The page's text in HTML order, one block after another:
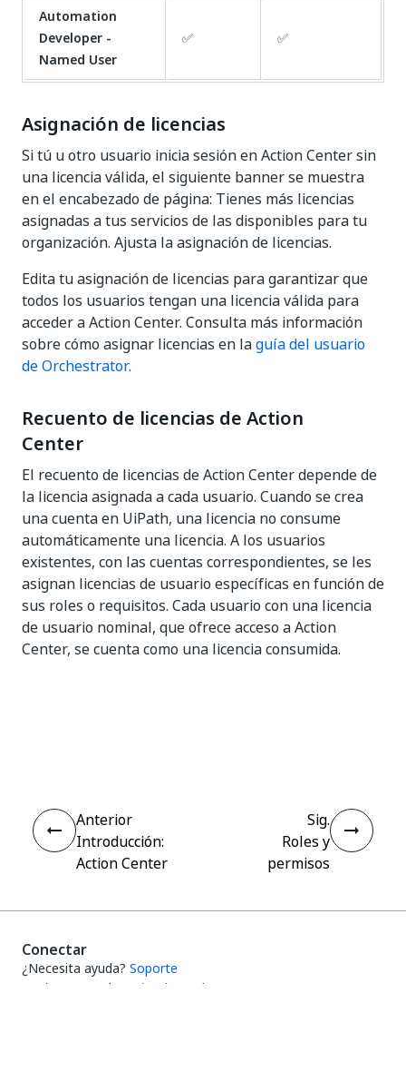
Automation
Developer -
Named User
✅ ✅
Asignación de licencias
Si tú u otro usuario inicia sesión en Action Center sin
una licencia válida, el siguiente banner se muestra
en el encabezado de página: Tienes más licencias
asignadas a tus servicios de las disponibles para tu
organización. Ajusta la asignación de licencias.
Edita tu asignación de licencias para garantizar que
todos los usuarios tengan una licencia válida para
acceder a Action Center. Consulta más información
sobre cómo asignar licencias en laguía del usuario
de Orchestrator.
Recuento de licencias de Action
Center
El recuento de licencias de Action Center depende de
la licencia asignada a cada usuario. Cuando se crea
una cuenta en UiPath, una licencia no consume
automáticamente una licencia. A los usuarios
existentes, con las cuentas correspondientes, se les
asignan licencias de usuario específicas en función de
sus roles o requisitos. Cada usuario con una licencia
de usuario nominal, que ofrece acceso a Action
Center, se cuenta como una licencia consumida.
Anterior
Introducción:
Action Center
Sig.
Roles y
permisos
Conectar
¿Necesita ayuda? Soporte
¿Quiere aprender?
UiPath Academy